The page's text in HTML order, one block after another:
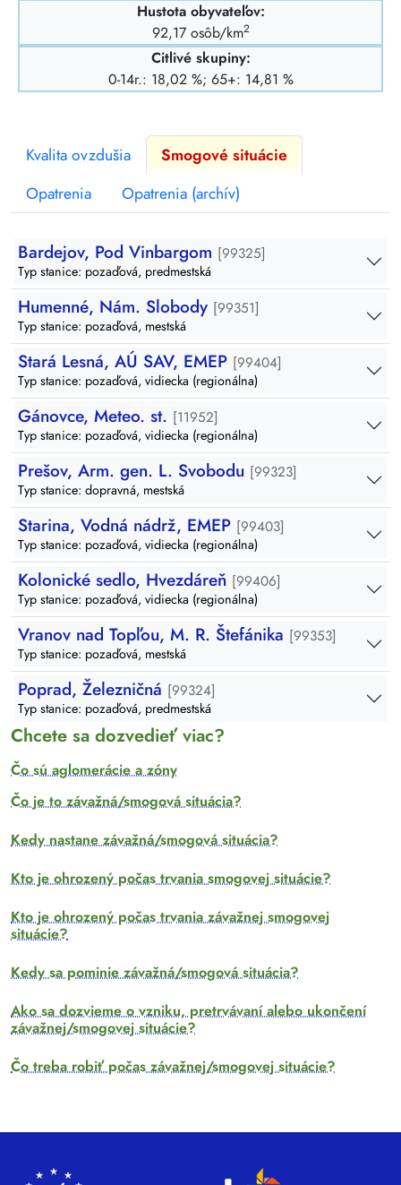
Hustota obyvateľov:
92,17 osôb/km2
Citlivé skupiny:
0-14r.: 18,02 %; 65+: 14,81 %
Kvalita ovzdušia
Smogové situácie
Opatrenia
Opatrenia (archív)
Bardejov, Pod Vinbargom [99325]
Typ stanice: pozaďová, predmestská
Humenné, Nám. Slobody [99351]
Typ stanice: pozaďová, mestská
Stará Lesná, AÚ SAV, EMEP [99404]
Typ stanice: pozaďová, vidiecka (regionálna)
Gánovce, Meteo. st. [11952]
Typ stanice: pozaďová, vidiecka (regionálna)
Prešov, Arm. gen. L. Svobodu [99323]
Typ stanice: dopravná, mestská
Starina, Vodná nádrž, EMEP [99403]
Typ stanice: pozaďová, vidiecka (regionálna)
Kolonické sedlo, Hvezdáreň [99406]
Typ stanice: pozaďová, vidiecka (regionálna)
Vranov nad Topľou, M. R. Štefánika [99353]
Typ stanice: pozaďová, mestská
Poprad, Železničná [99324]
Typ stanice: pozaďová, predmestská
Chcete sa dozvedieť viac?
Čo sú aglomerácie a zóny
Čo je to závažná/smogová situácia?
Kedy nastane závažná/smogová situácia?
Kto je ohrozený počas trvania smogovej situácie?
Kto je ohrozený počas trvania závažnej smogovej
situácie?
Kedy sa pominie závažná/smogová situácia?
Ako sa dozvieme o vzniku, pretrvávaní alebo ukončení
závažnej/smogovej situácie?
Čo treba robiť počas závažnej/smogovej situácie?